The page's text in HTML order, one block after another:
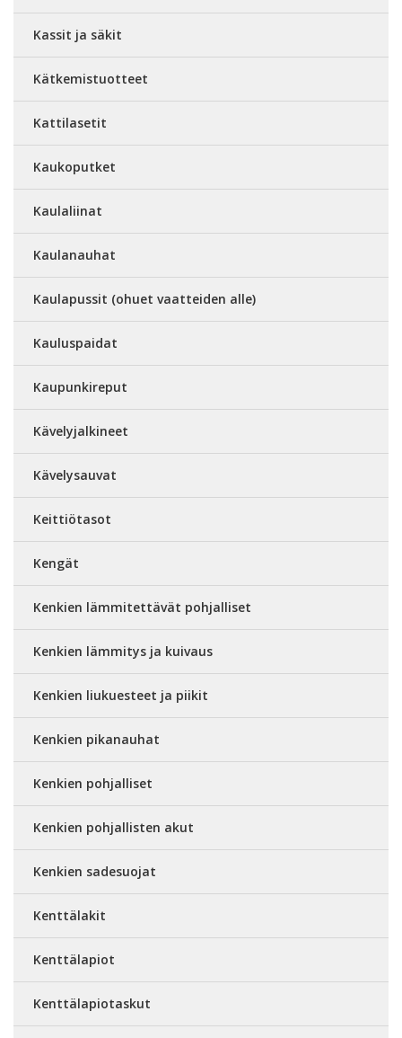
Kassit ja säkit
Kätkemistuotteet
Kattilasetit
Kaukoputket
Kaulaliinat
Kaulanauhat
Kaulapussit (ohuet vaatteiden alle)
Kauluspaidat
Kaupunkireput
Kävelyjalkineet
Kävelysauvat
Keittiötasot
Kengät
Kenkien lämmitettävät pohjalliset
Kenkien lämmitys ja kuivaus
Kenkien liukuesteet ja piikit
Kenkien pikanauhat
Kenkien pohjalliset
Kenkien pohjallisten akut
Kenkien sadesuojat
Kenttälakit
Kenttälapiot
Kenttälapiotaskut